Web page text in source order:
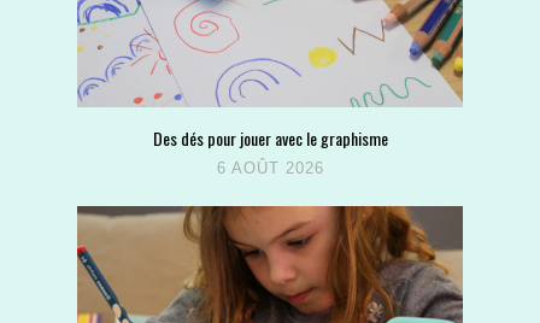
Des dés pour jouer avec le graphisme
6 AOÛT 2026